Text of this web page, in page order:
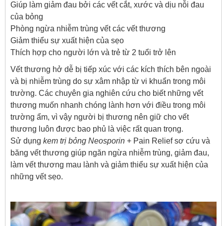
Giúp làm giảm đau bởi các vết cắt, xước và dịu nỗi đau
của bỏng
Phòng ngừa nhiễm trùng vết các vết thương
Giảm thiểu sự xuất hiện của sẹo
Thích hợp cho người lớn và trẻ từ 2 tuổi trở lên
Vết thương hở dễ bị tiếp xúc với các kích thích bên ngoài
và bị nhiễm trùng do sự xâm nhập từ vi khuẩn trong môi
trường. Các chuyên gia nghiên cứu cho biết những vết
thương muốn nhanh chóng lành hơn với điều trong môi
trường ẩm, vì vậy người bị thương nên giữ cho vết
thương luôn được bao phủ là việc rất quan trọng.
Sử dụng kem trị bỏng Neosporin + Pain Relief sơ cứu và
băng vết thương giúp ngăn ngừa nhiễm trùng, giảm đau,
làm vết thương mau lành và giảm thiểu sự xuất hiện của
những vết sẹo.